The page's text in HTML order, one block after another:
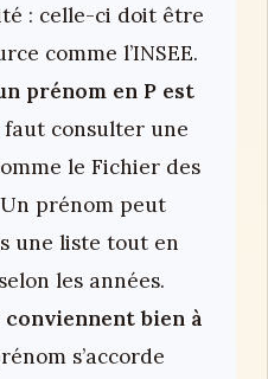
: celle-ci doit être
comme l’INSEE.
prénom en P est
consulter une
le Fichier des
Un prénom peut
une liste tout en
les années.
conviennent bien à
s’accorde